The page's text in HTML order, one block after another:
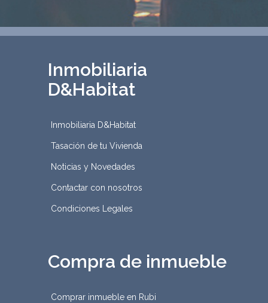
Inmobiliaria
D&Habitat
Inmobiliaria D&Habitat
Tasación de tu Vivienda
Noticias y Novedades
Contactar con nosotros
Condiciones Legales
Compra de inmueble
Comprar inmueble en Rubi